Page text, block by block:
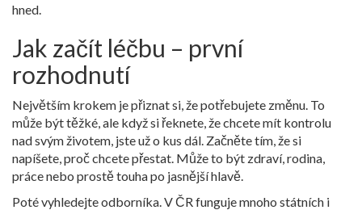
hned.
Jak začít léčbu – první
rozhodnutí
Největším krokem je přiznat si, že potřebujete změnu. To
může být těžké, ale když si řeknete, že chcete mít kontrolu
nad svým životem, jste už o kus dál. Začněte tím, že si
napíšete, proč chcete přestat. Může to být zdraví, rodina,
práce nebo prostě touha po jasnější hlavě.
Poté vyhledejte odborníka. V ČR funguje mnoho státních i